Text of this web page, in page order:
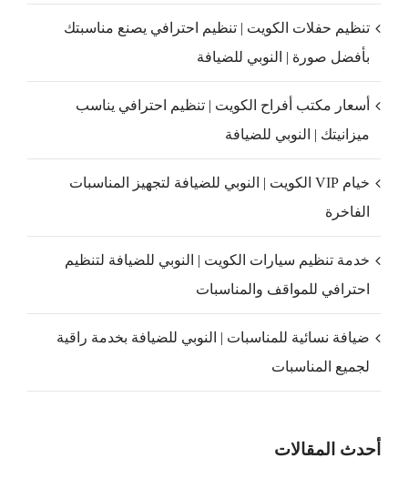
تنظيم حفلات الكويت | تنظيم احترافي يصنع مناسبتك
بأفضل صورة | النوبي للضيافة
أسعار مكتب أفراح الكويت | تنظيم احترافي يناسب
ميزانيتك | النوبي للضيافة
خيام VIP الكويت | النوبي للضيافة لتجهيز المناسبات
الفاخرة
خدمة تنظيم سيارات الكويت | النوبي للضيافة لتنظيم
احترافي للمواقف والمناسبات
ضيافة نسائية للمناسبات | النوبي للضيافة بخدمة راقية
لجميع المناسبات
أحدث المقالات